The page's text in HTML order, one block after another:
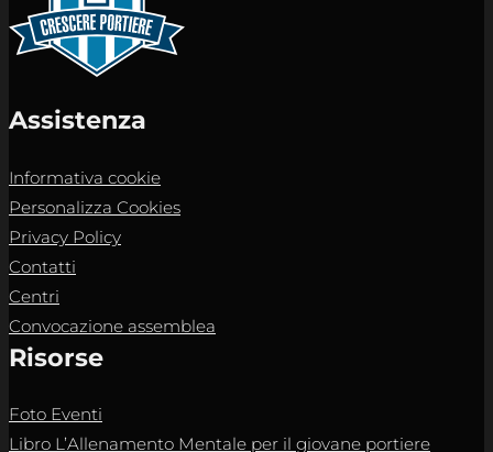
Assistenza
Informativa cookie
Personalizza Cookies
Privacy Policy
Contatti
Centri
Convocazione assemblea
Risorse
Foto Eventi
Libro L’Allenamento Mentale per il giovane portiere